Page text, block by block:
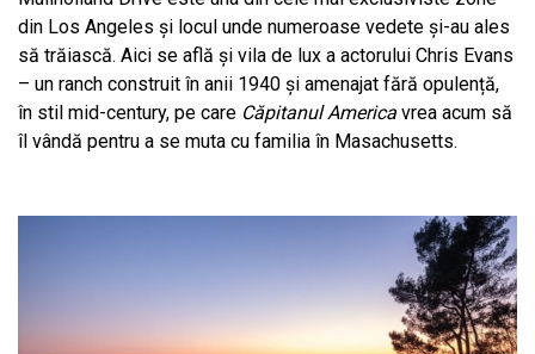
din Los Angeles și locul unde numeroase vedete și-au ales
să trăiască. Aici se află și vila de lux a actorului Chris Evans
– un ranch construit în anii 1940 și amenajat fără opulență,
în stil mid-century, pe care Căpitanul America vrea acum să
îl vândă pentru a se muta cu familia în Masachusetts.